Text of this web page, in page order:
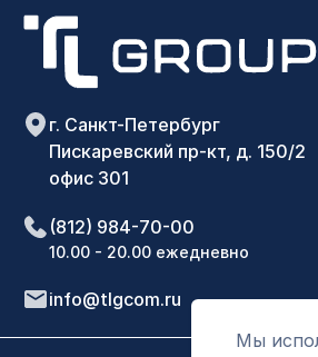
Мы
г. Санкт-Петербург
Пискаревский пр-кт, д. 150/2
офис 301
(812) 984-70-00
10.00 - 20.00 ежедневно
info@tlgcom.ru